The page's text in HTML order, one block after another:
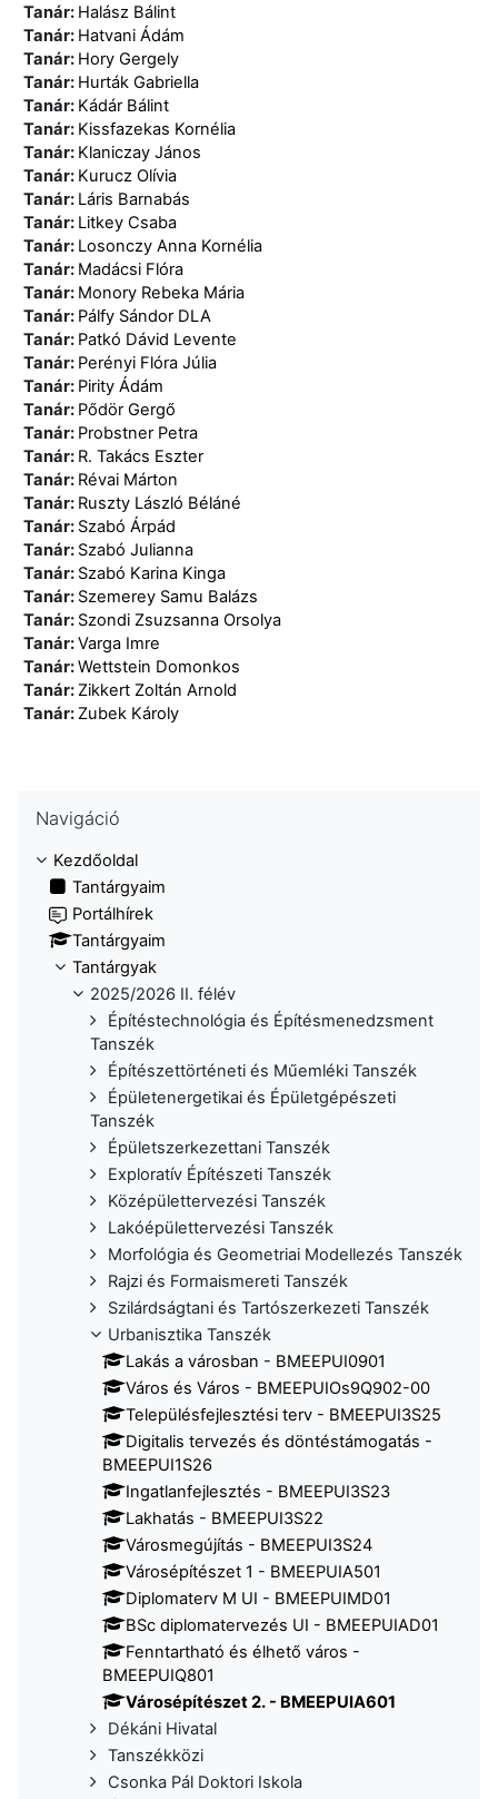
Tanár: Halász Bálint
Tanár: Hatvani Ádám
Tanár: Hory Gergely
Tanár: Hurták Gabriella
Tanár: Kádár Bálint
Tanár: Kissfazekas Kornélia
Tanár: Klaniczay János
Tanár: Kurucz Olívia
Tanár: Láris Barnabás
Tanár: Litkey Csaba
Tanár: Losonczy Anna Kornélia
Tanár: Madácsi Flóra
Tanár: Monory Rebeka Mária
Tanár: Pálfy Sándor DLA
Tanár: Patkó Dávid Levente
Tanár: Perényi Flóra Júlia
Tanár: Pirity Ádám
Tanár: Pődör Gergő
Tanár: Probstner Petra
Tanár: R. Takács Eszter
Tanár: Révai Márton
Tanár: Ruszty László Béláné
Tanár: Szabó Árpád
Tanár: Szabó Julianna
Tanár: Szabó Karina Kinga
Tanár: Szemerey Samu Balázs
Tanár: Szondi Zsuzsanna Orsolya
Tanár:Varga Imre
Tanár:Wettstein Domonkos
Tanár: Zikkert Zoltán Arnold
Tanár: Zubek Károly
Navigáció
Kezdőoldal
Tantárgyaim
Portálhírek
Tantárgyaim
Tantárgyak
2025/2026 II. félév
Építéstechnológia és Építésmenedzsment
Tanszék
Építészettörténeti és Műemléki Tanszék
Épületenergetikai és Épületgépészeti
Tanszék
Épületszerkezettani Tanszék
Exploratív Építészeti Tanszék
Középülettervezési Tanszék
Lakóépülettervezési Tanszék
Morfológia és Geometriai Modellezés Tanszék
Rajzi és Formaismereti Tanszék
Szilárdságtani és Tartószerkezeti Tanszék
Urbanisztika Tanszék
Lakás a városban - BMEEPUI0901
Város és Város - BMEEPUIOs9Q902-00
Településfejlesztési terv - BMEEPUI3S25
Digitalis tervezés és döntéstámogatás -
BMEEPUI1S26
Ingatlanfejlesztés - BMEEPUI3S23
Lakhatás - BMEEPUI3S22
Városmegújítás - BMEEPUI3S24
Városépítészet 1 - BMEEPUIA501
Diplomaterv M UI - BMEEPUIMD01
BSc diplomatervezés UI - BMEEPUIAD01
Fenntartható és élhető város -
BMEEPUIQ801
Városépítészet 2. - BMEEPUIA601
Dékáni Hivatal
Tanszékközi
Csonka Pál Doktori Iskola